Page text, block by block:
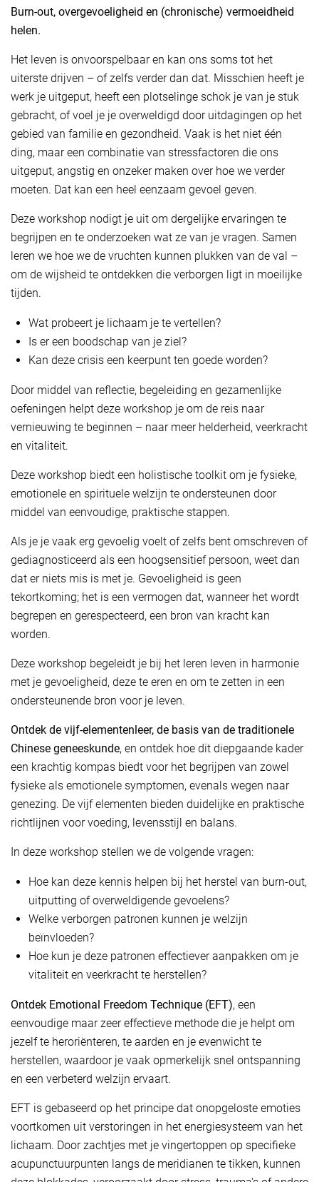
Burn-out, overgevoeligheid en (chronische) vermoeidheid
helen.
Het leven is onvoorspelbaar en kan ons soms tot het
uiterste drijven – of zelfs verder dan dat. Misschien heeft je
werk je uitgeput, heeft een plotselinge schok je van je stuk
gebracht, of voel je je overweldigd door uitdagingen op het
gebied van familie en gezondheid. Vaak is het niet één
ding, maar een combinatie van stressfactoren die ons
uitgeput, angstig en onzeker maken over hoe we verder
moeten. Dat kan een heel eenzaam gevoel geven.
Deze workshop nodigt je uit om dergelijke ervaringen te
begrijpen en te onderzoeken wat ze van je vragen. Samen
leren we hoe we de vruchten kunnen plukken van de val –
om de wijsheid te ontdekken die verborgen ligt in moeilijke
tijden.
Wat probeert je lichaam je te vertellen?
Is er een boodschap van je ziel?
Kan deze crisis een keerpunt ten goede worden?
Door middel van reflectie, begeleiding en gezamenlijke
oefeningen helpt deze workshop je om de reis naar
vernieuwing te beginnen – naar meer helderheid, veerkracht
en vitaliteit.
Deze workshop biedt een holistische toolkit om je fysieke,
emotionele en spirituele welzijn te ondersteunen door
middel van eenvoudige, praktische stappen.
Als je je vaak erg gevoelig voelt of zelfs bent omschreven of
gediagnosticeerd als een hoogsensitief persoon, weet dan
dat er niets mis is met je. Gevoeligheid is geen
tekortkoming; het is een vermogen dat, wanneer het wordt
begrepen en gerespecteerd, een bron van kracht kan
worden.
Deze workshop begeleidt je bij het leren leven in harmonie
met je gevoeligheid, deze te eren en om te zetten in een
ondersteunende bron voor je leven.
Ontdek de vijf-elementenleer, de basis van de traditionele
Chinese geneeskunde, en ontdek hoe dit diepgaande kader
een krachtig kompas biedt voor het begrijpen van zowel
fysieke als emotionele symptomen, evenals wegen naar
genezing. De vijf elementen bieden duidelijke en praktische
richtlijnen voor voeding, levensstijl en balans.
In deze workshop stellen we de volgende vragen:
Hoe kan deze kennis helpen bij het herstel van burn-out,
uitputting of overweldigende gevoelens?
Welke verborgen patronen kunnen je welzijn
beïnvloeden?
Hoe kun je deze patronen effectiever aanpakken om je
vitaliteit en veerkracht te herstellen?
Ontdek Emotional Freedom Technique (EFT), een
eenvoudige maar zeer effectieve methode die je helpt om
jezelf te heroriënteren, te aarden en je evenwicht te
herstellen, waardoor je vaak opmerkelijk snel ontspanning
en een verbeterd welzijn ervaart.
EFT is gebaseerd op het principe dat onopgeloste emoties
voortkomen uit verstoringen in het energiesysteem van het
lichaam. Door zachtjes met je vingertoppen op specifieke
acupunctuurpunten langs de meridianen te tikken, kunnen